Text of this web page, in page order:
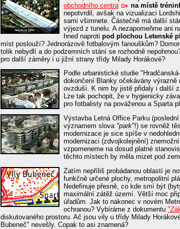
obchodního centra
na místě
nepotvrdil, avšak na vizualizaci
sami všimnete. Částečně má další
výjezd z tunelu. A nezapomeňme ani
hned naproti pod plochou Letenské
míst poslouží? Jednorázově fotbalovým fanouškům?
tolik nebydlí a do podzemních stání se rozhodně
pro další záměry i u jižní strany třídy Milady Horákové?
Podle urbanistické studie
dokončení Blanky očekávány výrazně
ovzduší. K nim by jistě přidaly i další
Lze tak pochopit, že v hygienicky
pro fotbalisty na pováženou a Sparta
Výstavba Letná Office Parku
významem slova "park"!) se rovněž
modernizace je sice spíše v
modernizaci (zdvojkolejnění)
vzpomeneme na dosud platné
těchto místech by měla mizet pod
Zatím nepříliš probádanou oblastí je
funkčně určené plochy, metropolitní
Nedefinuje přesně, co kde smí být
maximální zátěž území. Větší moc
úřadům. Jak to nakonec v novém
ochranou? Vybíráme z dokumentu
diskutovaného prostoru. Ač jsou vily u třídy Milady
Bubeneč" nevešly. Copak to asi znamená?